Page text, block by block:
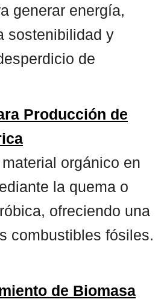
generar energía,
sostenibilidad y
de
Producción de
orgánico en
la quema o
ofreciendo una
combustibles fósiles.
de Biomasa